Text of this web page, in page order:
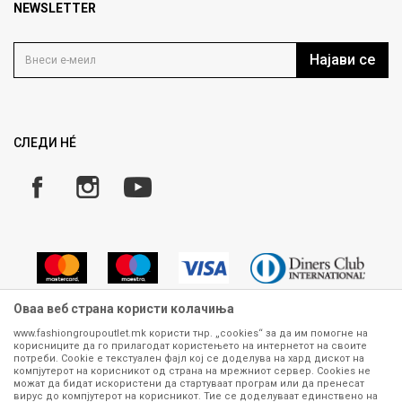
Продавница
Кариера
Политика на приватност
Како да купите
Замена и рефундација на производи
Плаќање
NEWSLETTER
Најави се
СЛЕДИ НÉ
Сите информации околу производите кои се изложени на нашата
онлајн продавница се стремиме да бидат конкретни, точни и прецизни,
меѓутоа не можеме да гарантираме дека се без ниту една грешка или
Оваа веб страна користи колачиња
www.fashiongroupoutlet.mk користи тнр. „cookies“ за да им помогне на
корисниците да го прилагодат користењето на интернетот на своите
потреби. Cookie е текстуален фајл кој се доделува на хард дискот на
компјутерот на корисникот од страна на мрежниот сервер. Cookies не
можат да бидат искористени да стартуваат програм или да пренесат
вирус до компјутерот на корисникот. Тие се доделуваат единствено на